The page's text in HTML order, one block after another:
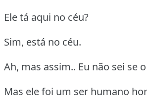
Ele tá aqui no céu?
Sim, está no céu.
Ah, mas assim.. Eu não sei se
Mas ele foi um ser humano